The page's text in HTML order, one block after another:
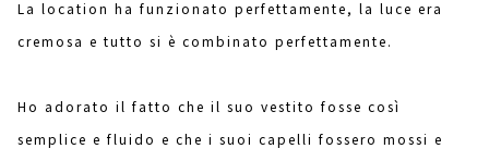
La location ha funzionato perfettamente, la luce era
cremosa e tutto si è combinato perfettamente.
Ho adorato il fatto che il suo vestito fosse così
semplice e fluido e che i suoi capelli fossero mossi e